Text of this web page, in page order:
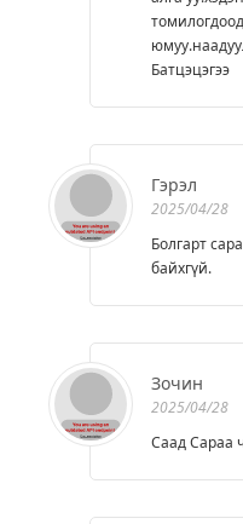
Батцэцэгээ
Гэрэл
2025/04/28
Болгарт
байхгүй.
Зочин
2025/04/28
Саад Сараа